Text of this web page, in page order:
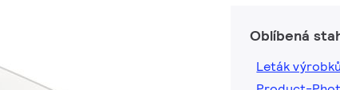
Oblíbená
Leták výrobků